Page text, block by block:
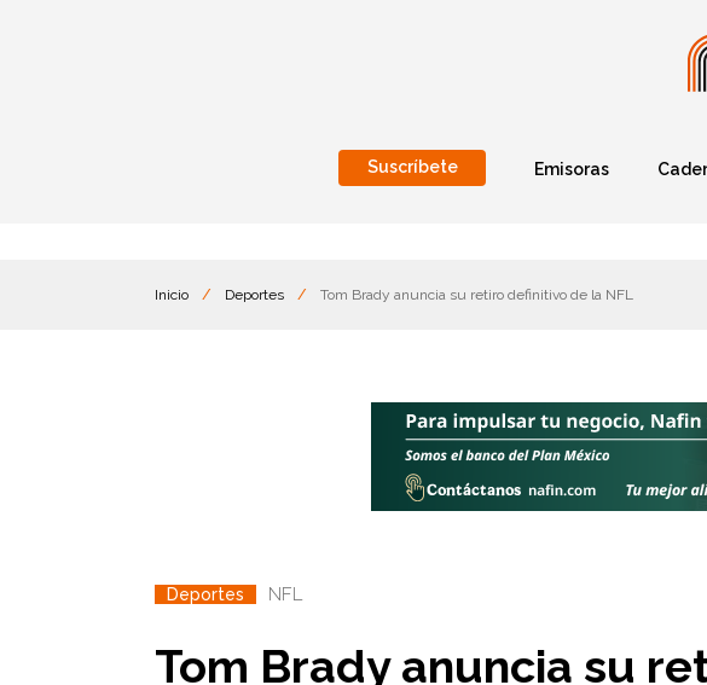
Suscríbete Emisoras
Inicio / Deportes / Tom Brady anuncia su retiro definitivo de la NFL
Deportes NFL
Tom Brady anuncia su